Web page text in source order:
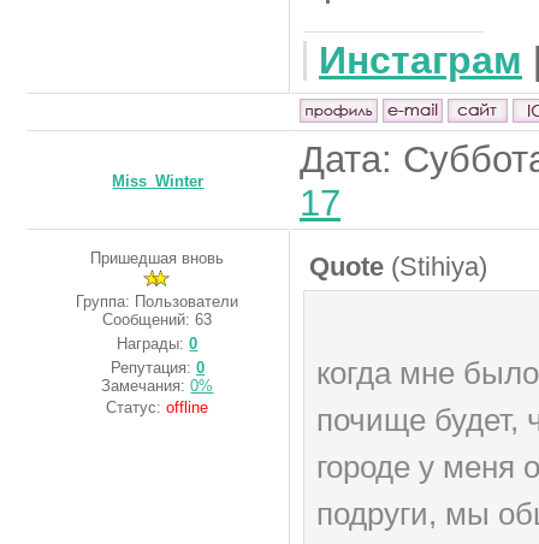
Инстаграм
Miss_Winter
Дата:
17
Пришедшая вновь
Группа: Пользователи
Сообщений:63
Награды:0
Репутация: 0
Замечания:0%
Статус:offline
Quote (Stihiya)
когда мне
почище будет,
городе у меня
подруги, мы